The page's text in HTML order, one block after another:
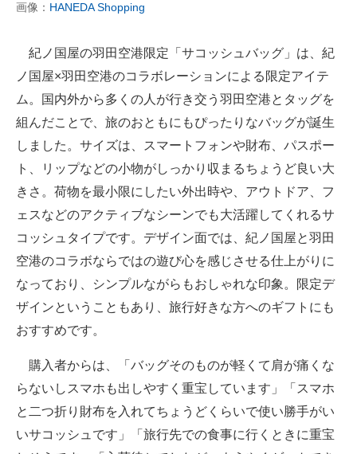
画像： HANEDA Shopping
紀ノ国屋の羽田空港限定「サコッシュバッグ」は、紀
ノ国屋×羽田空港のコラボレーションによる限定アイテ
ム。国内外から多くの人が行き交う羽田空港とタッグを
組んだことで、旅のおともにもぴったりなバッグが誕生
しました。サイズは、スマートフォンや財布、パスポー
ト、リップなどの小物がしっかり収まるちょうど良い大
きさ。荷物を最小限にしたい外出時や、アウトドア、フ
ェスなどのアクティブなシーンでも大活躍してくれるサ
コッシュタイプです。デザイン面では、紀ノ国屋と羽田
空港のコラボならではの遊び心を感じさせる仕上がりに
なっており、シンプルながらもおしゃれな印象。限定デ
ザインということもあり、旅行好きな方へのギフトにも
おすすめです。
購入者からは、「バッグそのものが軽くて肩が痛くな
らないしスマホも出しやすく重宝しています」「スマホ
と二つ折り財布を入れてちょうどくらいで使い勝手がい
いサコッシュです」「旅行先での食事に行くときに重宝